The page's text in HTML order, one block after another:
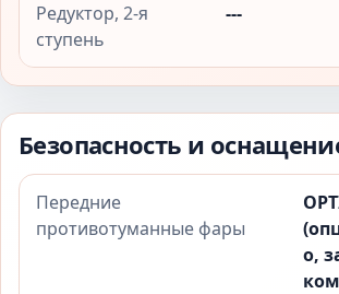
Редуктор, 2-я
ступень
---
Безопасность и
Передние
противотуманные фары
о,